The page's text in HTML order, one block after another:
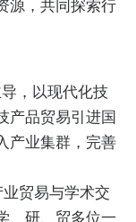
源，共同探索行
，以现代化技
产品贸易引进国
产业集群，完善
贸易与学术交
、研、贸多位一